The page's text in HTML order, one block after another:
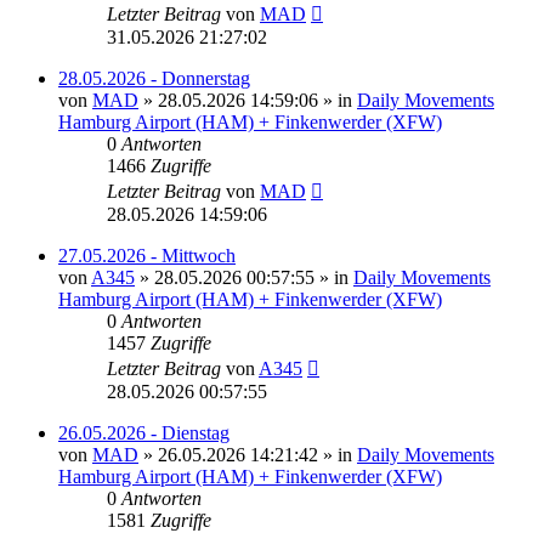
Letzter Beitrag von MAD
31.05.2026 21:27:02
28.05.2026 - Donnerstag
von MAD » 28.05.2026 14:59:06 » in Daily Movements
Hamburg Airport (HAM) + Finkenwerder (XFW)
0 Antworten
1466 Zugriffe
Letzter Beitrag von MAD
28.05.2026 14:59:06
27.05.2026 - Mittwoch
von A345 » 28.05.2026 00:57:55 » in Daily Movements
Hamburg Airport (HAM) + Finkenwerder (XFW)
0 Antworten
1457 Zugriffe
Letzter Beitrag von A345
28.05.2026 00:57:55
26.05.2026 - Dienstag
von MAD » 26.05.2026 14:21:42 » in Daily Movements
Hamburg Airport (HAM) + Finkenwerder (XFW)
0 Antworten
1581 Zugriffe